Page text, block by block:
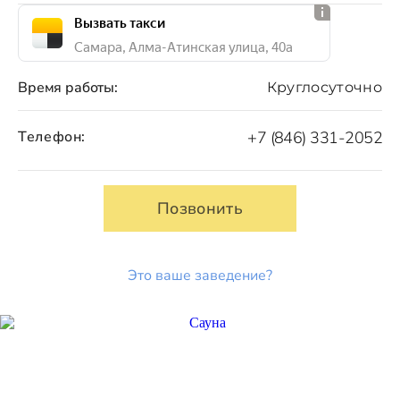
Время работы: Круглосуточно
Телефон: +7 (846) 331-2052
Позвонить
Это ваше заведение?
Вызвать такси
Самара, Алма-Атинская улица, 40а